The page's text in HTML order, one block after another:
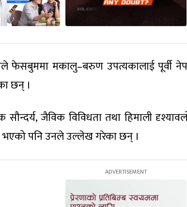
फेसबुममा मकालु–बरुण उपत्यकालाई पूर्वी
छन् ।
सौन्दर्य, जैविक विविधता तथा हिमाली
भएको पनि उनले उल्लेख गरेका छन् ।